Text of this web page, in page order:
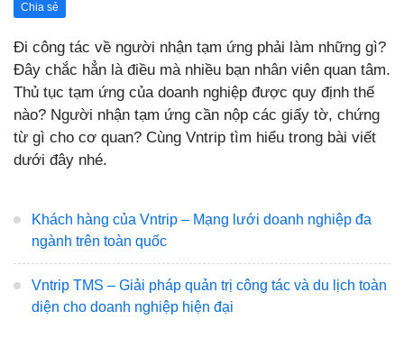
Chia sẻ
Đi công tác về người nhận tạm ứng phải làm những gì?
Đây chắc hẳn là điều mà nhiều bạn nhân viên quan tâm.
Thủ tục tạm ứng của doanh nghiệp được quy định thế
nào? Người nhận tạm ứng cần nộp các giấy tờ, chứng
từ gì cho cơ quan? Cùng Vntrip tìm hiểu trong bài viết
dưới đây nhé.
Khách hàng của Vntrip – Mạng lưới doanh nghiệp đa
ngành trên toàn quốc
Vntrip TMS – Giải pháp quản trị công tác và du lịch toàn
diện cho doanh nghiệp hiện đại